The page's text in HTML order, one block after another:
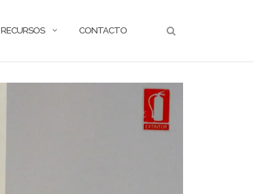
RECURSOS CONTACTO